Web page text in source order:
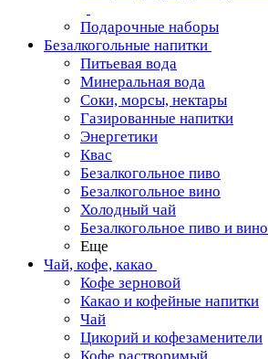
Подарочные наборы
Безалкогольные напитки
Питьевая вода
Минеральная вода
Соки, морсы, нектары
Газированные напитки
Энергетики
Квас
Безалкогольное пиво
Безалкогольное вино
Холодный чай
Безалкогольное пиво и вино
Еще
Чай, кофе, какао
Кофе зерновой
Какао и кофейные напитки
Чай
Цикорий и кофезаменители